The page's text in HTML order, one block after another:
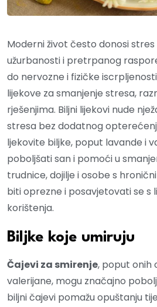
Moderni život često donosi
užurbanosti i pretrpanog
do nervozne i fizičke
lijekove za smanjenje stresa,
rješenjima. Biljni lijekovi nude
stresa bez dodatnog
ljekovite biljke, poput lavande i
poboljšati san i pomoći u
trudnice, dojilje i osobe s
biti oprezne i posavjetovati se s
korištenja.
Biljke koje umiruju
Čajevi za smirenje, poput onih
valerijane, mogu značajno
biljni čajevi pomažu opuštanju